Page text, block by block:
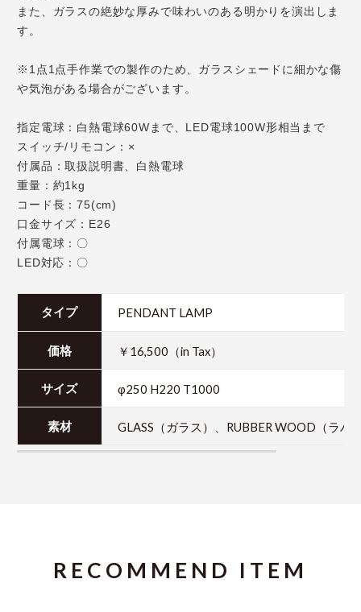
また、ガラスの絶妙な厚みで味わいのある明かりを演出しま
す。
※1点1点手作業での製作のため、ガラスシェードに細かな傷
や気泡がある場合がございます。
指定電球：白熱電球60Wまで、LED電球100W形相当まで
スイッチ/リモコン：×
付属品：取扱説明書、白熱電球
重量：約1kg
コード長：75(cm)
口金サイズ：E26
付属電球：〇
LED対応：〇
タイプ PENDANT LAMP
価格 ￥16,500（in Tax）
サイズ φ250 H220 T1000
素材 GLASS（ガラス）、RUBBER WOOD（ラバ
RECOMMEND ITEM